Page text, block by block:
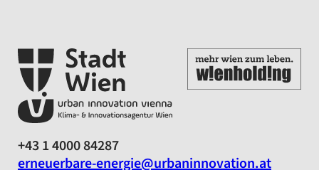
+43 1 4000 84287
erneuerbare-energie@urbaninnovation.at